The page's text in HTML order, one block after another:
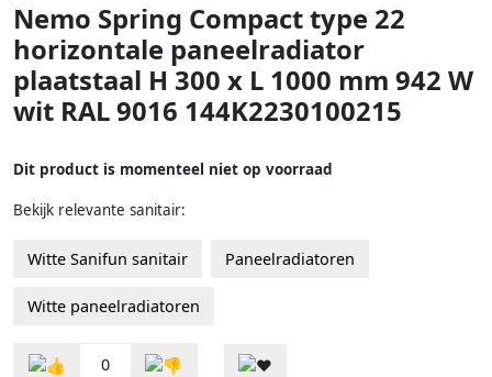
Nemo Spring Compact type 22
horizontale paneelradiator
plaatstaal H 300 x L 1000 mm 942 W
wit RAL 9016 144K2230100215
Dit product is momenteel niet op voorraad
Bekijk relevante sanitair:
Witte Sanifun sanitair Paneelradiatoren
Witte paneelradiatoren
0